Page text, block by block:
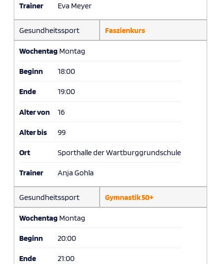
Trainer Eva Meyer
Gesundheitssport Faszienkurs
Wochentag Montag
Beginn 18:00
Ende 19:00
Alter von 16
Alter bis 99
Ort Sporthalle der Wartburggrundschule
Trainer Anja Gohla
Gesundheitssport Gymnastik 50+
Wochentag Montag
Beginn 20:00
Ende 21:00